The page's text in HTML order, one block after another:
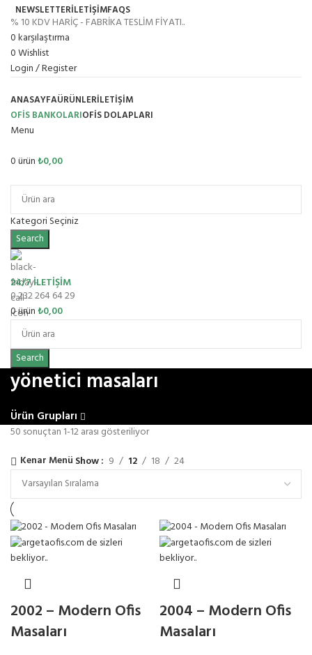
NEWSLETTERİLETİŞİMFAQS
% 10 KDV HARİÇ - FABRİKA TESLİM FİYATI..
0karşılaştırma
0Wishlist
Login / Register
ANASAYFAÜRÜNLERİLETIŞIM
OFİS BANKOLARIOFIS DOLAPLARI
Menu
0ürün₺0,00
Kategori Seçiniz
Search
24/7 İLETİŞİM
0 232 264 64 29
0ürün₺0,00
Search
yönetici masaları
Ürün Grupları
50 sonuçtan 1-12 arası gösteriliyor
Kenar Menü Show 9 12 18 24
2002 – Modern Ofis
Masaları
2004 – Modern Ofis
Masaları